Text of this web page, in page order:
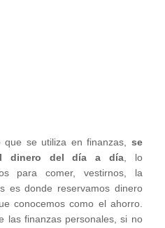
se utiliza en finanzas, se
dinero del día a día, lo
para comer, vestirnos, la
es donde reservamos dinero
conocemos como el ahorro.
las finanzas personales, si no